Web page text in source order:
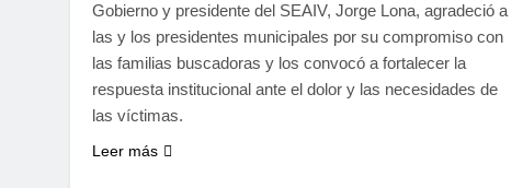
Gobierno y presidente del SEAIV, Jorge Lona, agradeció a
las y los presidentes municipales por su compromiso con
las familias buscadoras y los convocó a fortalecer la
respuesta institucional ante el dolor y las necesidades de
las víctimas.
Leer más